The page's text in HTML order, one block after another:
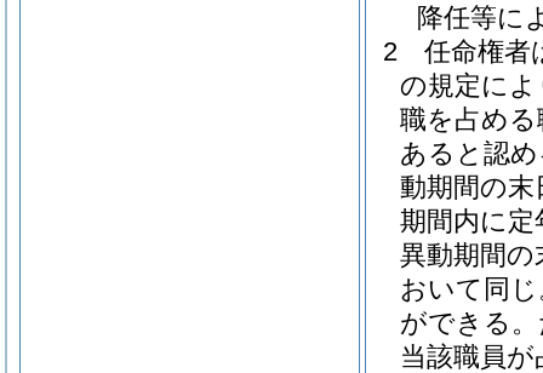
降任等に
2
任命権者
の規定に
職を占め
あると認
動期間の
期間内に
異動期間
おいて同じ
ができる。
当該職員